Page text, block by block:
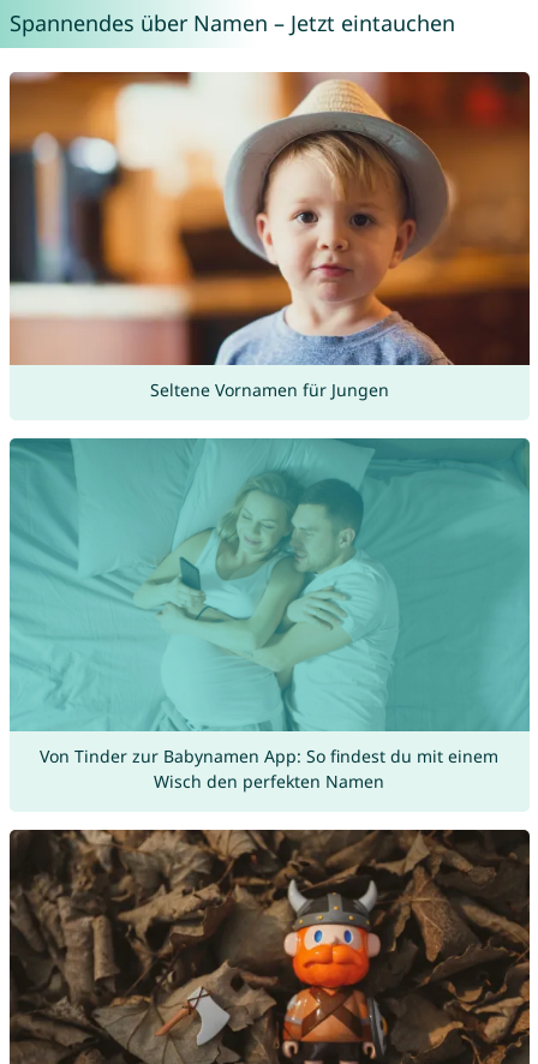
Spannendes über Namen – Jetzt eintauchen
Seltene Vornamen für Jungen
Von Tinder zur Babynamen App: So findest du mit einem
Wisch den perfekten Namen